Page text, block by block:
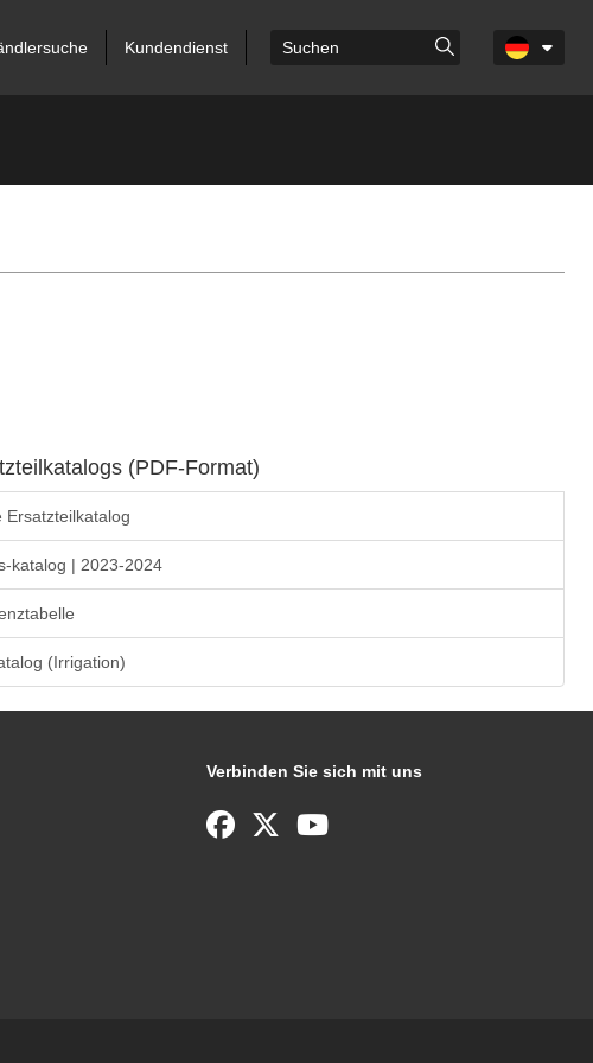
Kundendienst
(PDF-Format)
katalog | 2023-2024
(Irrigation)
Verbinden Sie sich mit uns